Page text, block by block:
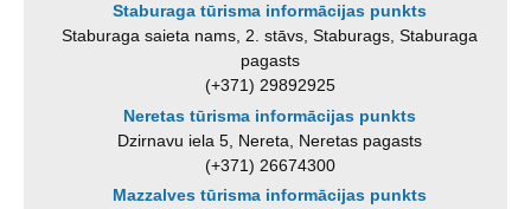
Staburaga tūrisma informācijas punkts
Staburaga saieta nams, 2. stāvs, Staburags, Staburaga
pagasts
(+371) 29892925
Neretas tūrisma informācijas punkts
Dzirnavu iela 5, Nereta, Neretas pagasts
(+371) 26674300
Mazzalves tūrisma informācijas punkts